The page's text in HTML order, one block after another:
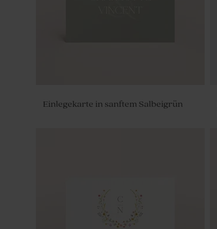
Einlegekarte in sanftem Salbeigrün